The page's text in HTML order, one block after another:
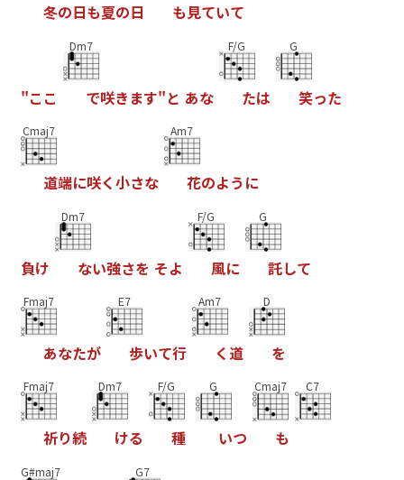
冬の日も夏の日 も見ていて
"こ こ
Dm7
で咲き ます"と あな
F/G
たは
G
笑った
Cmaj7
道端に咲く小さな
Am7
花のよう に
負け
Dm7
ない強さを そよ
F/G
風に
G
託して
Fmaj7
あなたが
E7
歩いて行
Am7
く 道
D
を
Fmaj7
祈り続
Dm7
ける
F/G
種
G
いつ
Cmaj7
も
C7
G#maj7 G7